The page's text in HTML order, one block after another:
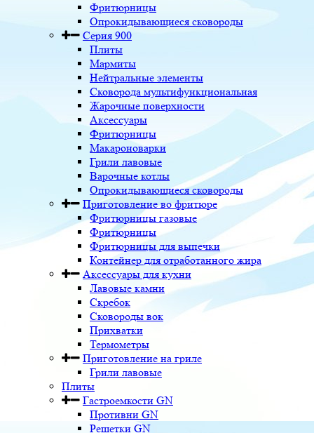
Фритюрницы
Опрокидывающиеся сковороды
Серия 900
Плиты
Мармиты
Нейтральные элементы
Сковорода мультифункциональная
Жарочные поверхности
Аксессуары
Фритюрницы
Макароноварки
Грили лавовые
Варочные котлы
Опрокидывающиеся сковороды
Приготовление во фритюре
Фритюрницы газовые
Фритюрницы
Фритюрницы для выпечки
Контейнер для отработанного жира
Аксессуары для кухни
Лавовые камни
Скребок
Сковороды вок
Прихватки
Термометры
Приготовление на гриле
Грили лавовые
Плиты
Гастроемкости GN
Противни GN
Решетки GN